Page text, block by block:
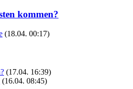
kommen?
(18.04. 00:17)
(17.04. 16:39)
(16.04. 08:45)